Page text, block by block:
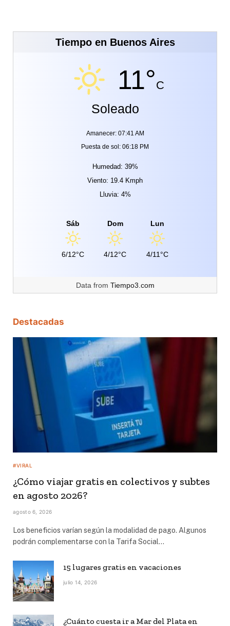
Tiempo en Buenos Aires
11°C
Soleado
Amanecer: 07:41 AM
Puesta de sol: 06:18 PM
Humedad: 39%
Viento: 19.4 Kmph
Lluvia: 4%
Sáb
6/12°C
Dom
4/12°C
Lun
4/11°C
Data from Tiempo3.com
Destacadas
#VIRAL
¿Cómo viajar gratis en colectivos y subtes
en agosto 2026?
agosto 6, 2026
Los beneficios varían según la modalidad de pago. Algunos
podrán complementarse con la Tarifa Social…
15 lugares gratis en vacaciones
julio 14, 2026
¿Cuánto cuesta ir a Mar del Plata en